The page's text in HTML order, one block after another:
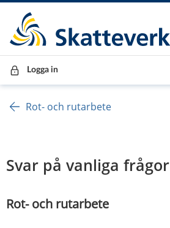
Till innehåll
Till navigationen
Till chattrobot
Logga in
Rot- och rutarbete
Svar på vanliga frågor
Rot- och rutarbete